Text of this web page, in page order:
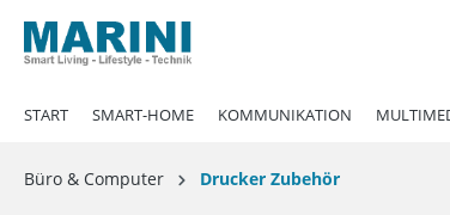
Zur Hauptnavigation springen
START SMART-HOME KOMMUNIKATION
Büro & Computer Drucker Zubehör